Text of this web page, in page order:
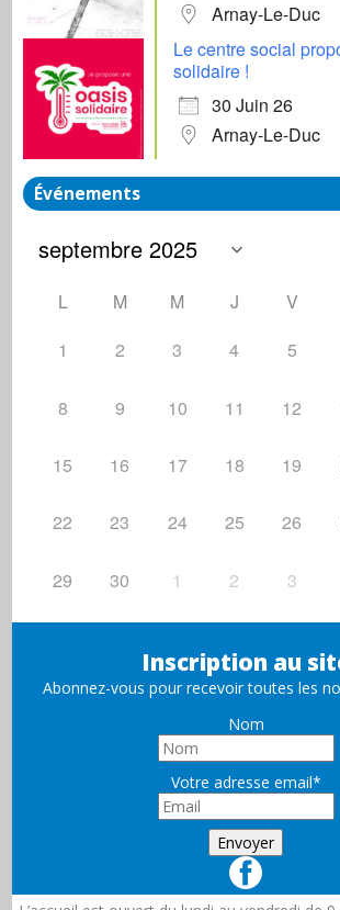
Arnay-Le-Duc
Le centre social
solidaire !
30 Juin 26
Arnay-Le-Duc
Événements
L M M J V
1
2 3 4 5
8 9 10 11 12
15 16 17 18 19
22 23 24 25 26
29 30 1 2 3
Inscription au
Abonnez-vous pour recevoir toutes les
Nom
Votre adresse email*